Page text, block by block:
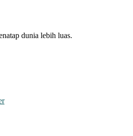
dunia lebih luas.